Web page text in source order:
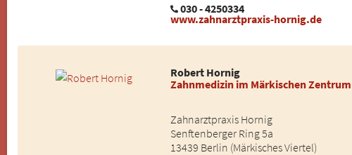
030 - 4250334
www.zahnarztpraxis-hornig.de
Robert Hornig
Zahnmedizin im Märkischen Zentrum
Zahnarztpraxis Hornig
Senftenberger Ring 5a
13439 Berlin (Märkisches Viertel)